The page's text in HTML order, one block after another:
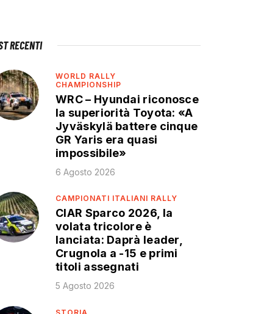
RECENTI
WORLD RALLY
CHAMPIONSHIP
WRC – Hyundai riconosce
la superiorità Toyota: «A
Jyväskylä battere cinque
GR Yaris era quasi
impossibile»
6 Agosto 2026
CAMPIONATI ITALIANI RALLY
CIAR Sparco 2026, la
volata tricolore è
lanciata: Daprà leader,
Crugnola a -15 e primi
titoli assegnati
5 Agosto 2026